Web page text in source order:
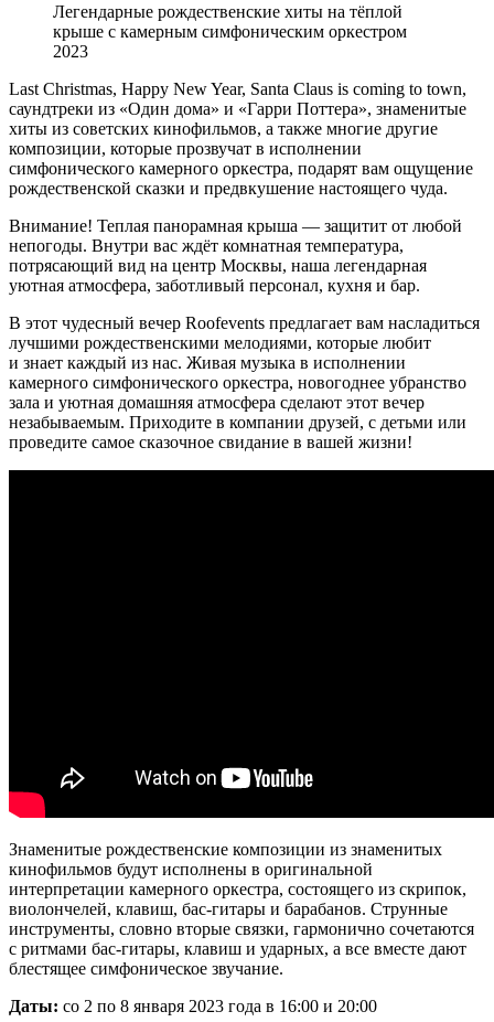
Легендарные рождественские хиты на тёплой
крыше с камерным симфоническим оркестром
2023
Last Christmas, Happy New Year, Santa Claus is coming to town,
саундтреки из «Один дома» и «Гарри Поттера», знаменитые
хиты из советских кинофильмов, а также многие другие
композиции, которые прозвучат в исполнении
симфонического камерного оркестра, подарят вам ощущение
рождественской сказки и предвкушение настоящего чуда.
Внимание! Теплая панорамная крыша — защитит от любой
непогоды. Внутри вас ждёт комнатная температура,
потрясающий вид на центр Москвы, наша легендарная
уютная атмосфера, заботливый персонал, кухня и бар.
В этот чудесный вечер Roofevents предлагает вам насладиться
лучшими рождественскими мелодиями, которые любит
и знает каждый из нас. Живая музыка в исполнении
камерного симфонического оркестра, новогоднее убранство
зала и уютная домашняя атмосфера сделают этот вечер
незабываемым. Приходите в компании друзей, с детьми или
проведите самое сказочное свидание в вашей жизни!
Знаменитые рождественские композиции из знаменитых
кинофильмов будут исполнены в оригинальной
интерпретации камерного оркестра, состоящего из скрипок,
виолончелей, клавиш, бас-гитары и барабанов. Струнные
инструменты, словно вторые связки, гармонично сочетаются
с ритмами бас-гитары, клавиш и ударных, а все вместе дают
блестящее симфоническое звучание.
Даты: со 2 по 8 января 2023 года в 16:00 и 20:00